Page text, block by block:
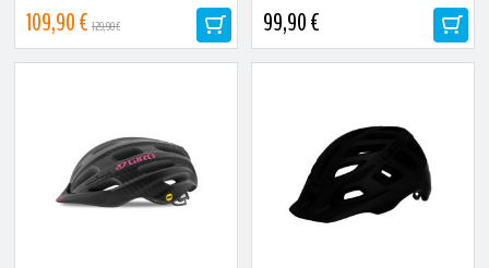
suosikkimalli...
109,90 € 129,90 € 99,90 €